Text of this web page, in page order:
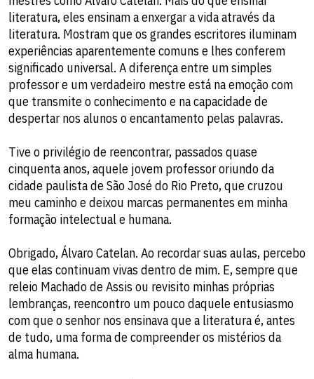
literatura, eles ensinam a enxergar a vida através da
literatura. Mostram que os grandes escritores iluminam
experiências aparentemente comuns e lhes conferem
significado universal. A diferença entre um simples
professor e um verdadeiro mestre está na emoção com
que transmite o conhecimento e na capacidade de
despertar nos alunos o encantamento pelas palavras.
Tive o privilégio de reencontrar, passados quase
cinquenta anos, aquele jovem professor oriundo da
cidade paulista de São José do Rio Preto, que cruzou
meu caminho e deixou marcas permanentes em minha
formação intelectual e humana.
Obrigado, Álvaro Catelan. Ao recordar suas aulas, percebo
que elas continuam vivas dentro de mim. E, sempre que
releio Machado de Assis ou revisito minhas próprias
lembranças, reencontro um pouco daquele entusiasmo
com que o senhor nos ensinava que a literatura é, antes
de tudo, uma forma de compreender os mistérios da
alma humana.